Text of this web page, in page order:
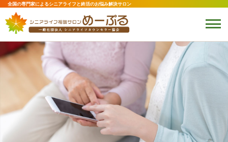
全国の専門家によるシニアライフと終活のお悩み解決サロン